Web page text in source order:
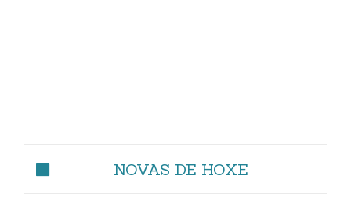
NOVAS DE HOXE